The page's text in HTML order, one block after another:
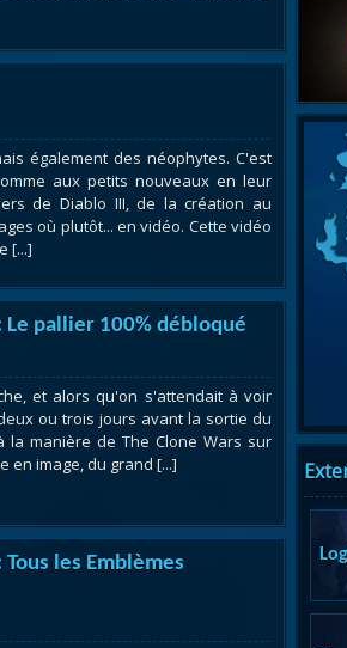
également des néophytes. C'est
aux petits nouveaux en leur
de Diablo III, de la création au
où plutôt... en vidéo. Cette vidéo
[...]
pallier 100% débloqué
et alors qu'on s'attendait à voir
ou trois jours avant la sortie du
la manière de The Clone Wars sur
en image, du grand [...]
les Emblèmes